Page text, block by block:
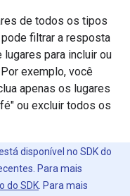
de todos os tipos
filtrar a resposta
para incluir ou
exemplo, você
apenas os lugares
ou excluir todos os
disponível no SDK do
Para mais
do SDK . Para mais